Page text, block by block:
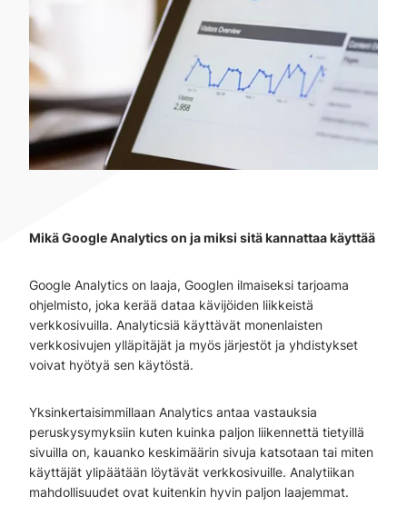
Mikä Google Analytics on ja miksi sitä kannattaa käyttää
Google Analytics on laaja, Googlen ilmaiseksi tarjoama
ohjelmisto, joka kerää dataa kävijöiden liikkeistä
verkkosivuilla. Analyticsiä käyttävät monenlaisten
verkkosivujen ylläpitäjät ja myös järjestöt ja yhdistykset
voivat hyötyä sen käytöstä.
Yksinkertaisimmillaan Analytics antaa vastauksia
peruskysymyksiin kuten kuinka paljon liikennettä tietyillä
sivuilla on, kauanko keskimäärin sivuja katsotaan tai miten
käyttäjät ylipäätään löytävät verkkosivuille. Analytiikan
mahdollisuudet ovat kuitenkin hyvin paljon laajemmat.